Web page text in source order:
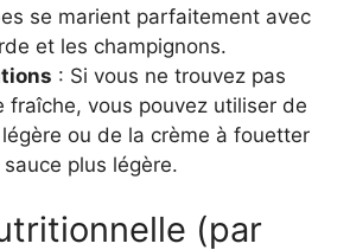
se marient parfaitement avec
et les champignons.
: Si vous ne trouvez pas
fraîche, vous pouvez utiliser de
ou de la crème à fouetter
plus légère.
(par